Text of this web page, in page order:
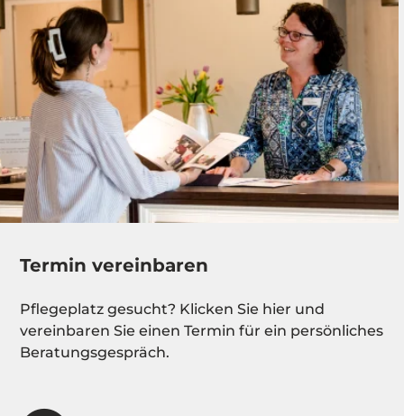
Termin vereinbaren
Pflegeplatz gesucht? Klicken Sie hier und
vereinbaren Sie einen Termin für ein persönliches
Beratungsgespräch.